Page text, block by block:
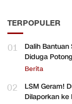
TERPOPULER
01
Dalih Bantuan
Diduga
Berita
02
LSM Geram!
Dilaporkan ke